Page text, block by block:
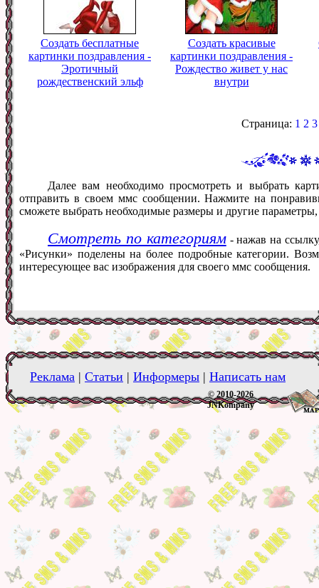
Создать бесплатные
картинки поздравления -
Эротичный
рождественский эльф
Создать красивые
картинки поздравления -
Рождество живет у нас
внутри
Страница: 1 2 3
Далее вам необходимо просмотреть и выбрать
отправить в своем ммс сообщении. Нажмите на
сможете выбрать необходимые размеры и другие
Смотреть по категориям- нажав на
«Рисунки» поделены на более подробные категории.
интересующее вас изображения для своего ммс сообщения.
Реклама | Статьи | Информеры | Написать нам
© 2010-2026
JNKompany